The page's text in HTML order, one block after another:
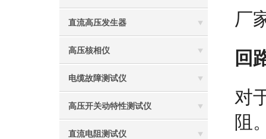
直流高压发生器
高压核相仪
电缆故障测试仪
高压开关动特性测试仪
直流电阻测试仪
厂
回
对
阻